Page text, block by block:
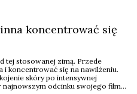
koncentrować się
tej stosowanej zimą. Przede
i koncentrować się na nawilżeniu.
skóry po intensywnej
odcinku swojego filmu